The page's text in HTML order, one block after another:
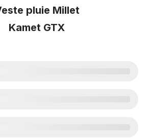
pluie Millet
Kamet GTX